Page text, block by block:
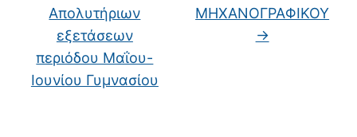
Απολυτήριων
εξετάσεων
περιόδου Μαΐου-
Ιουνίου Γυμνασίου
ΜΗΧΑΝΟΓΡΑΦΙΚΟΥ
→